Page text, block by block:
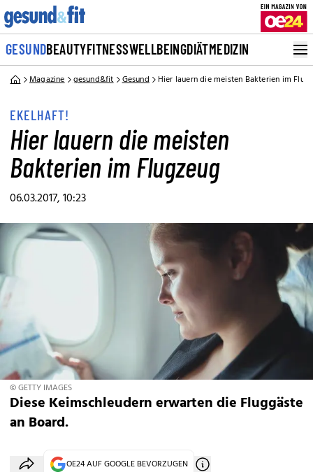
GESUNDBEAUTYFITNESSWELLBEINGDIÄTMEDIZIN
Magazine gesund&fit Gesund Hier lauern die meisten Bakterien im
EKELHAFT!
Hier lauern die meisten
Bakterien im Flugzeug
06.03.2017, 10:23
© GETTY IMAGES
Diese Keimschleudern erwarten die Fluggäste
an Board.
OE24 AUF GOOGLE BEVORZUGEN